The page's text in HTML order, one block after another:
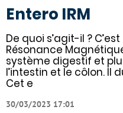
Entero IRM
De quoi s’agit-il ?
Résonance
système digestif et
l’intestin et le côlon. Il
Cet e
30/03/2023 17:01